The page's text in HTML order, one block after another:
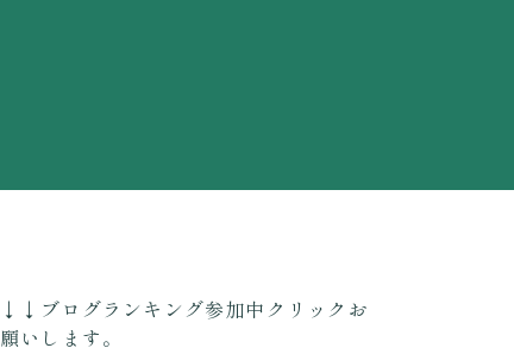
↓↓ブログランキング参加中クリックお
願いします。